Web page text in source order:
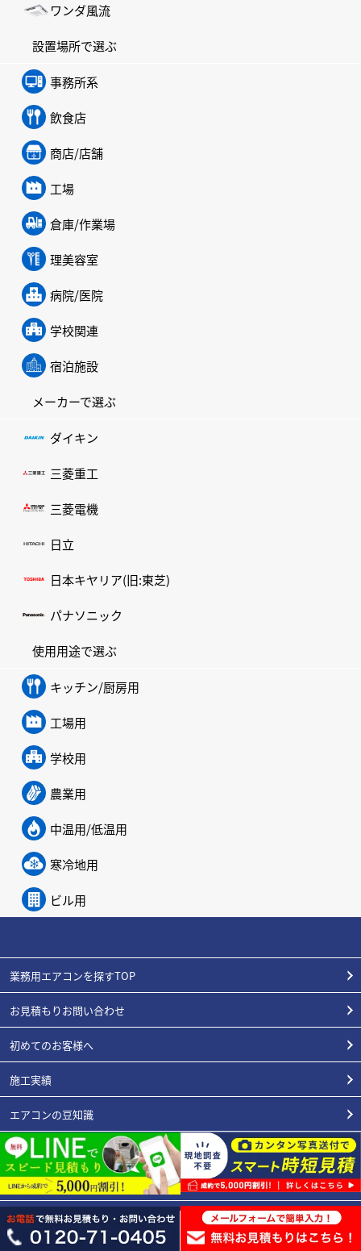
ワンダ風流
設置場所で選ぶ
事務所系
飲食店
商店/店舗
工場
倉庫/作業場
理美容室
病院/医院
学校関連
宿泊施設
メーカーで選ぶ
ダイキン
三菱重工
三菱電機
日立
日本キヤリア(旧:東芝)
パナソニック
使用用途で選ぶ
キッチン/厨房用
工場用
学校用
農業用
中温用/低温用
寒冷地用
ビル用
業務用エアコンを探すTOP
お見積もりお問い合わせ
初めてのお客様へ
施工実績
エアコンの豆知識
よくある質問
スタッフ紹介
業種別